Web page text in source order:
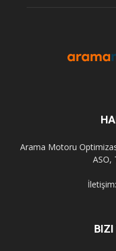
Arama Motoru
ASO,
İletişim:
BIZI